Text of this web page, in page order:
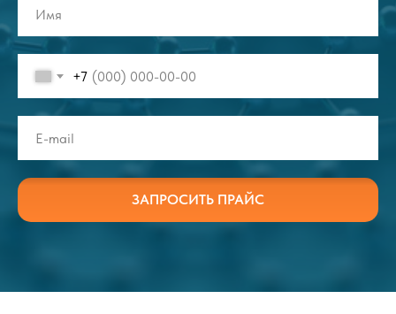
+7
ЗАПРОСИТЬ ПРАЙС